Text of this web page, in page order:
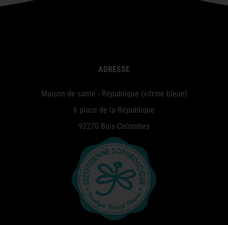
ADRESSE
Maison de santé - République (vitrine bleue)
6 place de la République
92270 Bois-Colombes